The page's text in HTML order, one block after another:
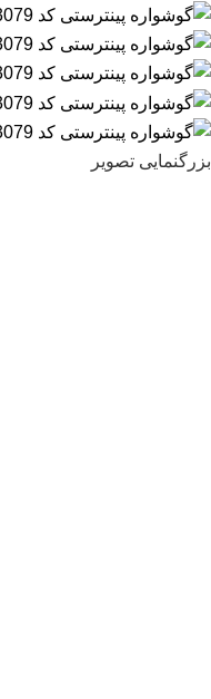
بزرگنمایی تصویر